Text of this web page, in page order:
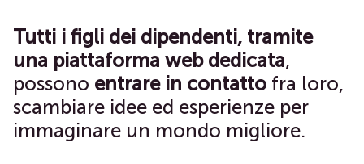
Tutti i figli dei dipendenti, tramite
una piattaforma web dedicata,
possono entrare in contatto fra loro,
scambiare idee ed esperienze per
immaginare un mondo migliore.